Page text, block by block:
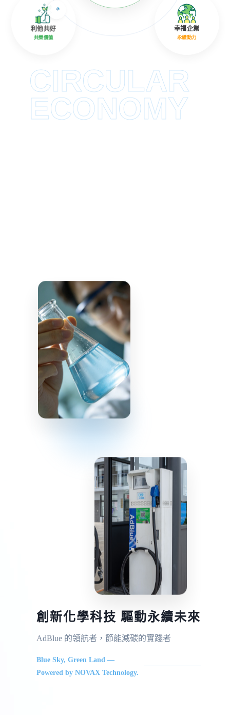
利他共好
共榮價值
幸福企業
永續動力
CIRCULAR
ECONOMY
創新化學科技 驅動永續未來
AdBlue 的領航者，節能減碳的實踐者
Blue Sky, Green Land —
Powered by NOVAX Technology.